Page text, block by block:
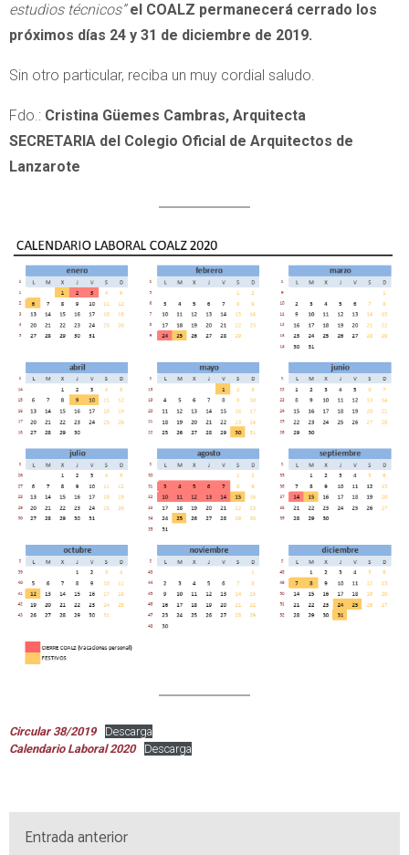
estudios técnicos” el COALZ permanecerá cerrado los
próximos días 24 y 31 de diciembre de 2019.
Sin otro particular, reciba un muy cordial saludo.
Fdo.: Cristina Güemes Cambras, Arquitecta
SECRETARIA del Colegio Oficial de Arquitectos de
Lanzarote
Circular 38/2019
Descarga
Calendario Laboral 2020
Descarga
Entrada anterior